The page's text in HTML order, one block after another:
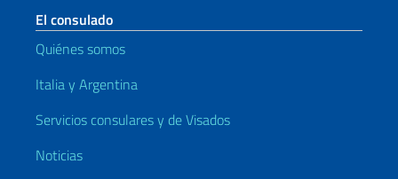
El consulado
Quiénes somos
Italia y Argentina
Servicios consulares y de Visados
Noticias